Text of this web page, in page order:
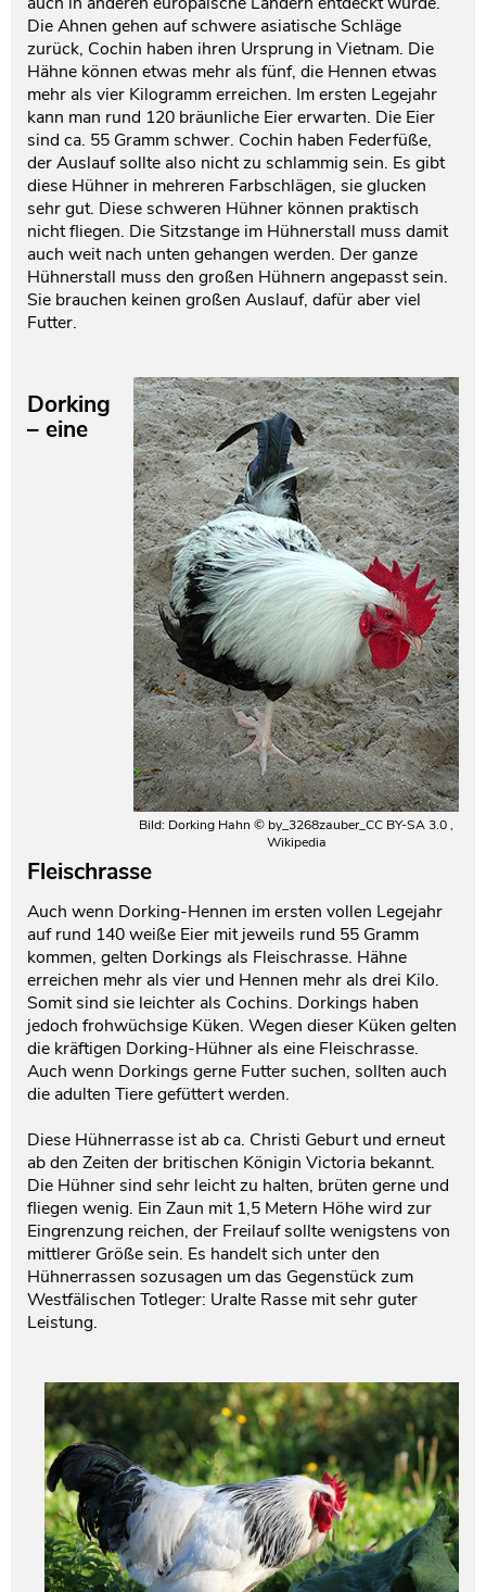
Die Ahnen gehen auf schwere asiatische Schläge
zurück, Cochin haben ihren Ursprung in Vietnam. Die
Hähne können etwas mehr als fünf, die Hennen etwas
mehr als vier Kilogramm erreichen. Im ersten Legejahr
kann man rund 120 bräunliche Eier erwarten. Die Eier
sind ca. 55 Gramm schwer. Cochin haben Federfüße,
der Auslauf sollte also nicht zu schlammig sein. Es gibt
diese Hühner in mehreren Farbschlägen, sie glucken
sehr gut. Diese schweren Hühner können praktisch
nicht fliegen. Die Sitzstange im Hühnerstall muss damit
auch weit nach unten gehangen werden. Der ganze
Hühnerstall muss den großen Hühnern angepasst sein.
Sie brauchen keinen großen Auslauf, dafür aber viel
Futter.
Bild: Dorking Hahn © by_3268zauber_CC BY-SA 3.0 ,
Wikipedia
Dorking
– eine
Fleischrasse
Auch wenn Dorking-Hennen im ersten vollen Legejahr
auf rund 140 weiße Eier mit jeweils rund 55 Gramm
kommen, gelten Dorkings als Fleischrasse. Hähne
erreichen mehr als vier und Hennen mehr als drei Kilo.
Somit sind sie leichter als Cochins. Dorkings haben
jedoch frohwüchsige Küken. Wegen dieser Küken gelten
die kräftigen Dorking-Hühner als eine Fleischrasse.
Auch wenn Dorkings gerne Futter suchen, sollten auch
die adulten Tiere gefüttert werden.
Diese Hühnerrasse ist ab ca. Christi Geburt und erneut
ab den Zeiten der britischen Königin Victoria bekannt.
Die Hühner sind sehr leicht zu halten, brüten gerne und
fliegen wenig. Ein Zaun mit 1,5 Metern Höhe wird zur
Eingrenzung reichen, der Freilauf sollte wenigstens von
mittlerer Größe sein. Es handelt sich unter den
Hühnerrassen sozusagen um das Gegenstück zum
Westfälischen Totleger: Uralte Rasse mit sehr guter
Leistung.